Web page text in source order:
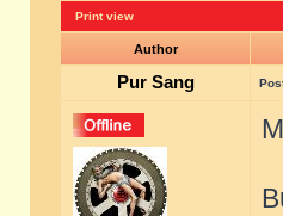
Print view
Author
Pur Sang